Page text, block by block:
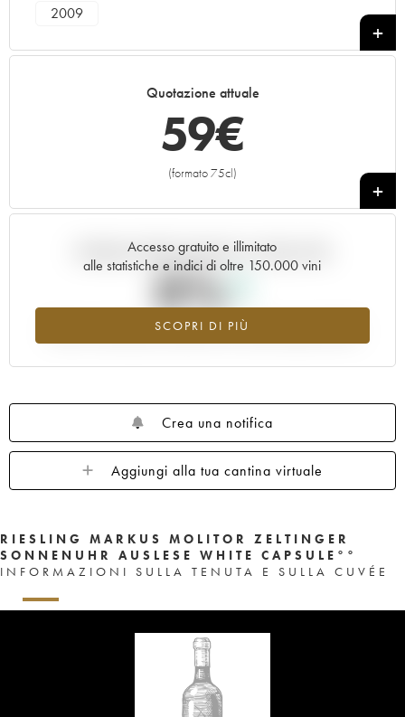
2009
Quotazione attuale
59€
(formato 75cl)
+
Accesso gratuito e illimitato
alle statistiche e indici di oltre 150.000 vini
SCOPRI DI PIÙ
Andamento della quotazione in tempo reale
0%
Valore in aumento per l'annata 2010 nel 2026 rispetto al 2025
Crea una notifica
Aggiungi alla tua cantina virtuale
RIESLING MARKUS MOLITOR ZELTINGER
SONNENUHR AUSLESE WHITE CAPSULE°°
INFORMAZIONI SULLA TENUTA E SULLA CUVÉE